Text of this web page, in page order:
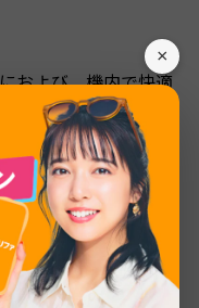
×
および、機内で快適
ンを左右します。
す。